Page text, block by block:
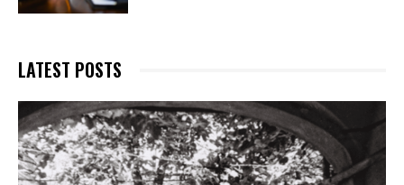
LATEST POSTS